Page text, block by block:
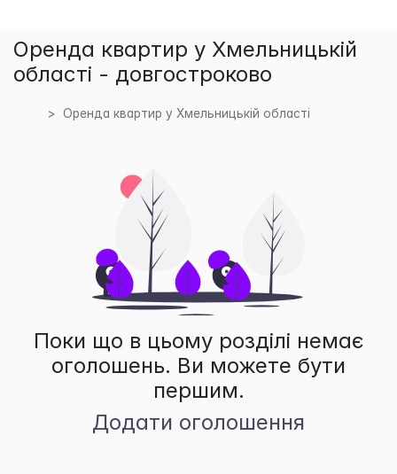
Оренда квартир у Хмельницькій
області - довгостроково
Оренда квартир у Хмельницькій області
Поки що в цьому розділі немає
оголошень. Ви можете бути
першим.
Додати оголошення